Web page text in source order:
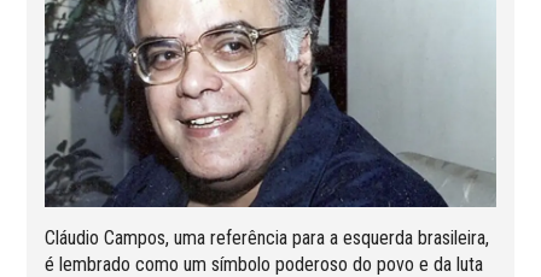
Cláudio Campos, uma referência para a esquerda brasileira,
é lembrado como um símbolo poderoso do povo e da luta